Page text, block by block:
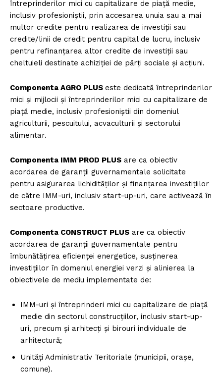
întreprinderilor mici cu capitalizare de piață medie,
inclusiv profesioniștii, prin accesarea unuia sau a mai
multor credite pentru realizarea de investiții sau
credite/linii de credit pentru capital de lucru, inclusiv
pentru refinanțarea altor credite de investiții sau
cheltuieli destinate achiziției de părți sociale și acțiuni.
Componenta AGRO PLUS este dedicată întreprinderilor
mici și mijlocii și întreprinderilor mici cu capitalizare de
piață medie, inclusiv profesioniștii din domeniul
agriculturii, pescuitului, acvaculturii și sectorului
alimentar.
Componenta IMM PROD PLUS are ca obiectiv
acordarea de garanții guvernamentale solicitate
pentru asigurarea lichidităților și finanțarea investițiilor
de către IMM-uri, inclusiv start-up-uri, care activează în
sectoare productive.
Componenta CONSTRUCT PLUS are ca obiectiv
acordarea de garanții guvernamentale pentru
îmbunătățirea eficienței energetice, susținerea
investițiilor în domeniul energiei verzi și alinierea la
obiectivele de mediu implementate de:
IMM-uri și întreprinderi mici cu capitalizare de piață
medie din sectorul construcțiilor, inclusiv start-up-
uri, precum și arhitecți și birouri individuale de
arhitectură;
Unități Administrativ Teritoriale (municipii, orașe,
comune).